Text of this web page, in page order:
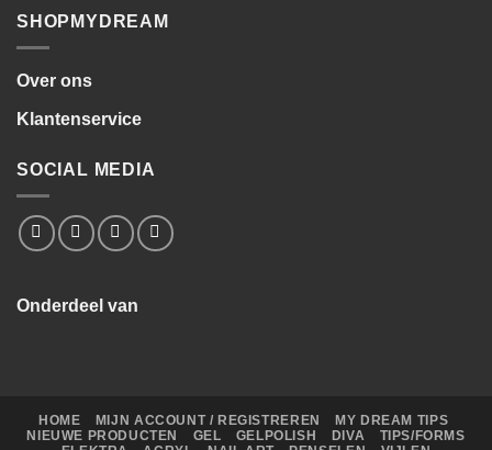
SHOPMYDREAM
Over ons
Klantenservice
SOCIAL MEDIA
Onderdeel van
HOME MIJN ACCOUNT / REGISTREREN
MY DREAM TIPS
NIEUWE PRODUCTEN
GEL GELPOLISH DIVA
TIPS/FORMS